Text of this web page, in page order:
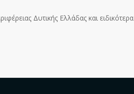
Δυτικής Ελλάδας και